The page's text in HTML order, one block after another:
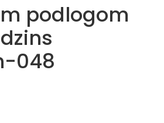
podlogom
048